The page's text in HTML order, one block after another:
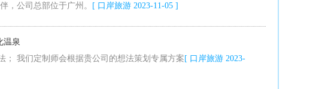
，公司总部位于广州。
[ 口岸旅游 2023-11-05 ]
温泉
我们定制师会根据贵公司的想法策划专属方案[ 口岸旅游 2023-